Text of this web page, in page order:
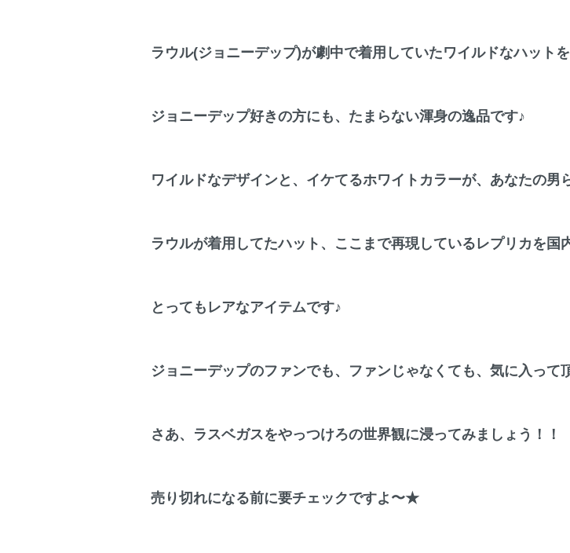
ラウル(ジョニーデップ)が劇中で着用していたワイルドなハット
ジョニーデップ好きの方にも、たまらない渾身の逸品です♪
ワイルドなデザインと、イケてるホワイトカラーが、あなたの男
ラウルが着用してたハット、ここまで再現しているレプリカを国
とってもレアなアイテムです♪
ジョニーデップのファンでも、ファンじゃなくても、気に入っ
さあ、ラスベガスをやっつけろの世界観に浸ってみましょう！！
売り切れになる前に要チェックですよ〜★